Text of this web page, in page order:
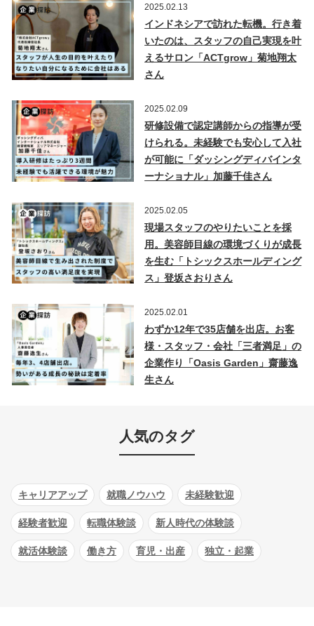
2025.02.13
インドネシアで訪れた転機。行き着
いたのは、スタッフの自己実現を叶
えるサロン「ACTgrow」菊地翔太
さん
2025.02.09
研修設備で認定講師からの指導が受
けられる。未経験でも安心して入社
が可能に「ダッシングディバインタ
ーナショナル」加藤千佳さん
2025.02.05
現場スタッフのやりたいことを採
用。美容師目線の環境づくりが成長
を生む「トシックスホールディング
ス」登坂さおりさん
2025.02.01
わずか12年で35店舗を出店。お客
様・スタッフ・会社「三者満足」の
企業作り「Oasis Garden」齋藤逸
生さん
人気のタグ
キャリアアップ 就職ノウハウ 未経験歓迎
経験者歓迎 転職体験談 新人時代の体験談
就活体験談 働き方 育児・出産 独立・起業